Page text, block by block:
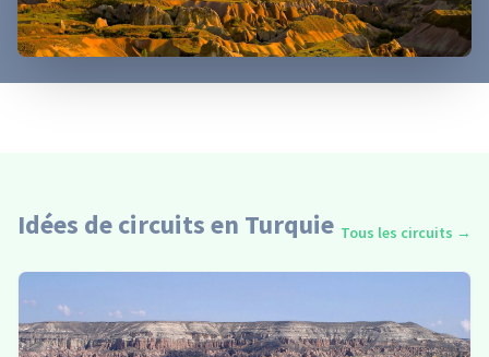
Idées de circuits en Turquie Tous les circuits →